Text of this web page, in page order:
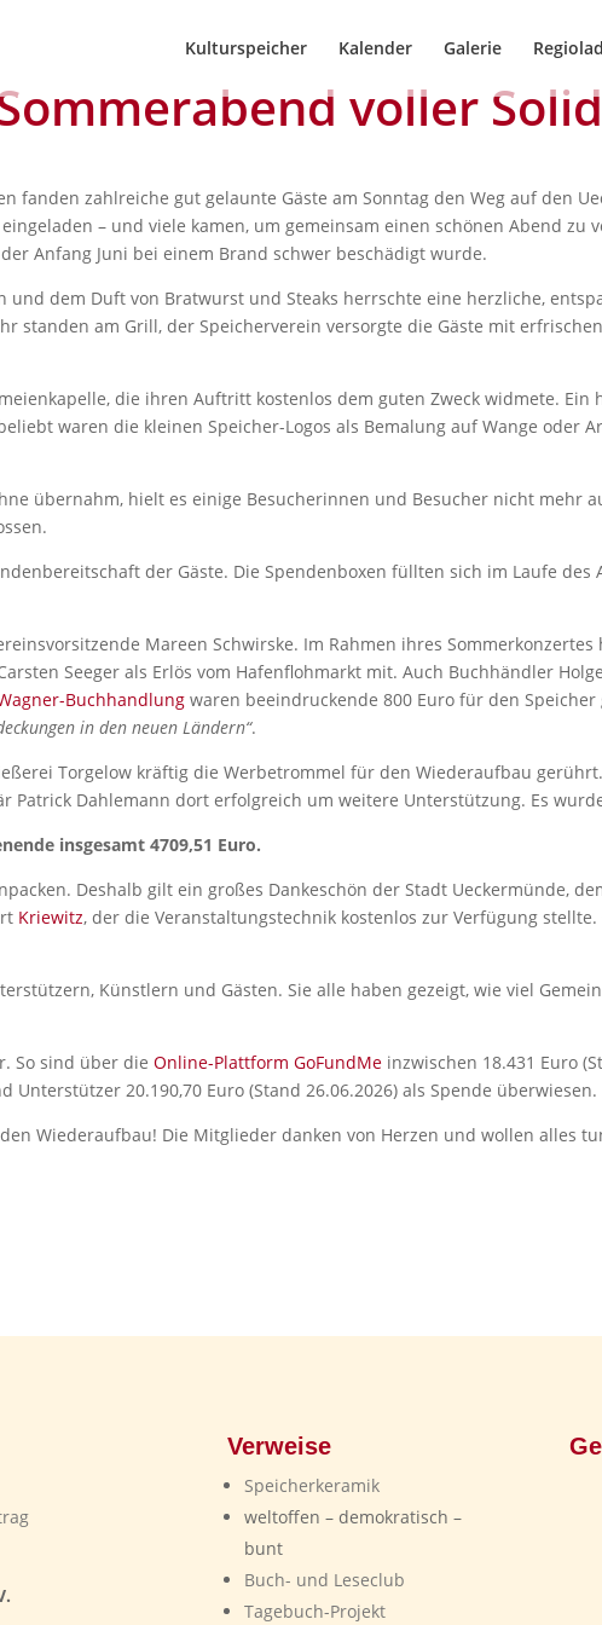
Kulturspeicher Kalender Galerie
voller
fanden zahlreiche gut gelaunte Gäste am Sonntag den Weg auf den
– und viele kamen, um gemeinsam einen schönen Abend zu
Anfang Juni bei einem Brand schwer beschädigt wurde.
dem Duft von Bratwurst und Steaks herrschte eine herzliche,
standen am Grill, der Speicherverein versorgte die Gäste mit
die ihren Auftritt kostenlos dem guten Zweck widmete. Ein
waren die kleinen Speicher-Logos als Bemalung auf Wange oder
übernahm, hielt es einige Besucherinnen und Besucher nicht mehr
der Gäste. Die Spendenboxen füllten sich im Laufe des
Mareen Schwirske. Im Rahmen ihres Sommerkonzertes
Seeger als Erlös vom Hafenflohmarkt mit. Auch Buchhändler
Buchhandlung waren beeindruckende 800 Euro für den
in den neuen Ländern“.
Torgelow kräftig die Werbetrommel für den Wiederaufbau
Patrick Dahlemann dort erfolgreich um weitere Unterstützung. Es
insgesamt 4709,51 Euro.
Deshalb gilt ein großes Dankeschön der Stadt Ueckermünde,
Kriewitz, der die Veranstaltungstechnik kostenlos zur Verfügung
Künstlern und Gästen. Sie alle haben gezeigt, wie viel
So sind über die Online-Plattform GoFundMe inzwischen 18.431 Euro
20.190,70 Euro (Stand 26.06.2026) als Spende überwiesen.
Wiederaufbau! Die Mitglieder danken von Herzen und wollen alles
Verweise
Speicherkeramik
weltoffen – demokratisch –
bunt
Buch- und Leseclub
Tagebuch-Projekt